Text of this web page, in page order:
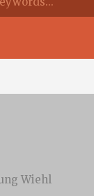
Wiehl